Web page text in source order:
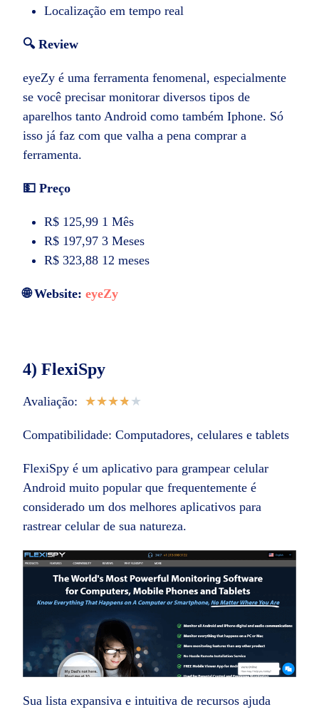
Localização em tempo real
🔍 Review
eyeZy é uma ferramenta fenomenal, especialmente
se você precisar monitorar diversos tipos de
aparelhos tanto Android como também Iphone. Só
isso já faz com que valha a pena comprar a
ferramenta.
💵 Preço
R$ 125,99 1 Mês
R$ 197,97 3 Meses
R$ 323,88 12 meses
🌐 Website:eyeZy
4) FlexiSpy
Avaliação: ★★★★ ★
Compatibilidade: Computadores, celulares e tablets
FlexiSpy é um aplicativo para grampear celular
Android muito popular que frequentemente é
considerado um dos melhores aplicativos para
rastrear celular de sua natureza.
Sua lista expansiva e intuitiva de recursos ajuda